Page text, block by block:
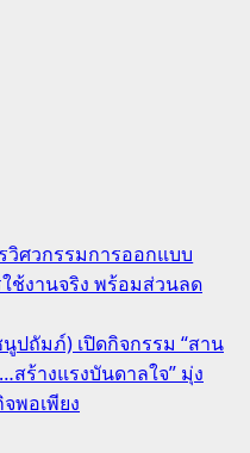
วิศวกรรมการออกแบบ
ช้งานจริง พร้อมส่วนลด
ปถัมภ์) เปิดกิจกรรม “สาน
ร้างแรงบันดาลใจ” มุ่ง
พอเพียง